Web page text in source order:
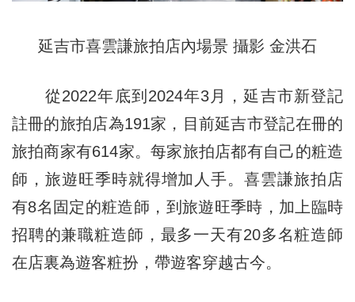
延吉市喜雲謙旅拍店內場景 攝影 金洪石
從2022年底到2024年3月，延吉市新登記
註冊的旅拍店為191家，目前延吉市登記在冊的
旅拍商家有614家。每家旅拍店都有自己的粧造
師，旅遊旺季時就得增加人手。喜雲謙旅拍店
有8名固定的粧造師，到旅遊旺季時，加上臨時
招聘的兼職粧造師，最多一天有20多名粧造師
在店裏為遊客粧扮，帶遊客穿越古今。